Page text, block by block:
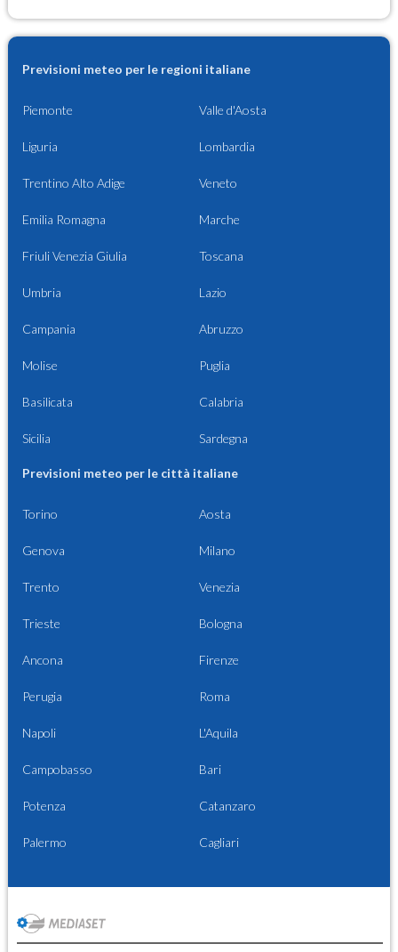
Previsioni meteo per le regioni italiane
Piemonte Valle d'Aosta
Liguria Lombardia
Trentino Alto Adige Veneto
Emilia Romagna Marche
Friuli Venezia Giulia Toscana
Umbria Lazio
Campania Abruzzo
Molise Puglia
Basilicata Calabria
Sicilia Sardegna
Previsioni meteo per le città italiane
Torino Aosta
Genova Milano
Trento Venezia
Trieste Bologna
Ancona Firenze
Perugia Roma
Napoli L'Aquila
Campobasso Bari
Potenza Catanzaro
Palermo Cagliari